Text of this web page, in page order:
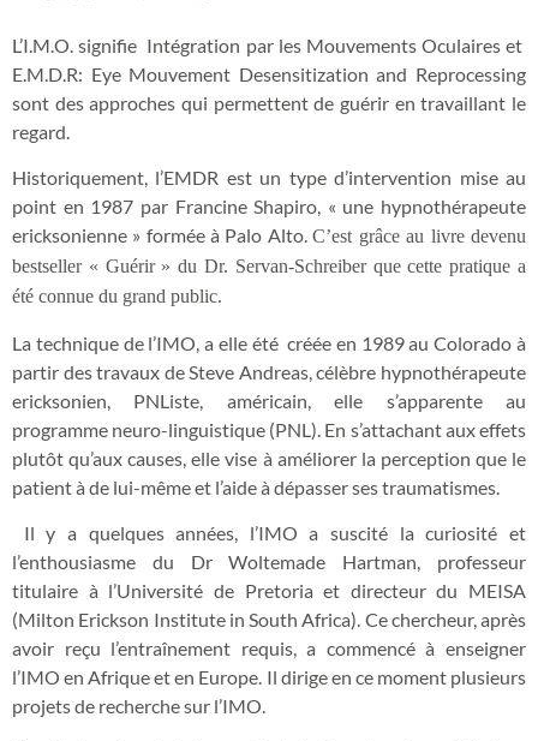
L’I.M.O. signifie Intégration par les Mouvements Oculaires et
E.M.D.R: Eye Mouvement Desensitization and Reprocessing
sont des approches qui permettent de guérir en travaillant le
regard.
Historiquement, l’EMDR est un type d’intervention mise au
point en 1987 par Francine Shapiro, « une hypnothérapeute
ericksonienne » formée à Palo Alto. C’est grâce au livre devenu
bestseller « Guérir » du Dr. Servan-Schreiber que cette pratique a
été connue du grand public.
La technique de l’IMO, a elle été créée en 1989 au Colorado à
partir des travaux de Steve Andreas, célèbre hypnothérapeute
ericksonien, PNListe, américain, elle s’apparente au
programme neuro-linguistique (PNL). En s’attachant aux effets
plutôt qu’aux causes, elle vise à améliorer la perception que le
patient à de lui-même et l’aide à dépasser ses traumatismes.
Il y a quelques années, l’IMO a suscité la curiosité et
l’enthousiasme du Dr Woltemade Hartman, professeur
titulaire à l’Université de Pretoria et directeur du MEISA
(Milton Erickson Institute in South Africa). Ce chercheur, après
avoir reçu l’entraînement requis, a commencé à enseigner
l’IMO en Afrique et en Europe. Il dirige en ce moment plusieurs
projets de recherche sur l’IMO.